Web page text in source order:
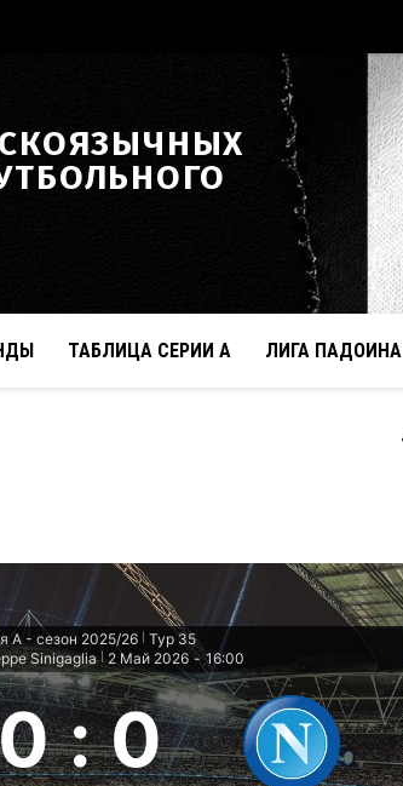
ТАБЛИЦА СЕРИИ А ЛИГА ПАДОИНА
А - сезон 2025/26 Тур 35
Sinigaglia 2 Май 2026 - 16:00
: 0